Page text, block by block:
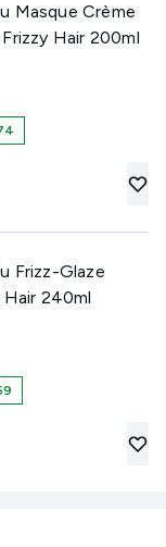
Masque Crème
Hair 200ml
Frizz-Glaze
Hair 240ml